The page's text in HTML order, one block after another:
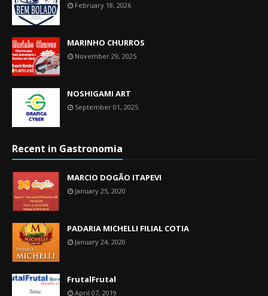
February 18, 2026
MARINHO CHURROS
November 29, 2025
NOSHIGAMI ART
September 01, 2025
Recent in Gastronomia
MARCIO DOGÃO ITAPEVI
January 25, 2020
PADARIA MICHELLI FILIAL COTIA
January 24, 2020
FrutalFrutal
April 07, 2019